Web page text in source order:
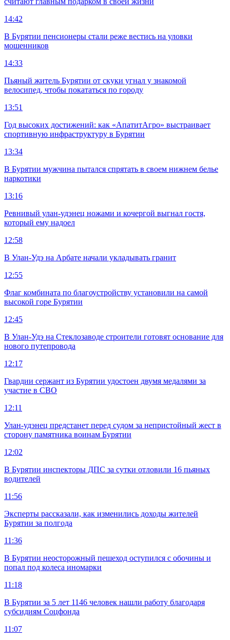
14:42
В Бурятии пенсионеры стали реже вестись на уловки
мошенников
14:33
Пьяный житель Бурятии от скуки угнал у знакомой
велосипед, чтобы покататься по городу
13:51
Год высоких достижений: как «АпатитАгро» выстраивает
спортивную инфраструктуру в Бурятии
13:34
В Бурятии мужчина пытался спрятать в своем нижнем белье
наркотики
13:16
Ревнивый улан-удэнец ножами и кочергой выгнал гостя,
который ему надоел
12:58
В Улан-Удэ на Арбате начали укладывать гранит
12:55
Флаг комбината по благоустройству установили на самой
высокой горе Бурятии
12:45
В Улан-Удэ на Стеклозаводе строители готовят основание для
нового путепровода
12:17
Гвардии сержант из Бурятии удостоен двумя медалями за
участие в СВО
12:11
Улан-удэнец предстанет перед судом за непристойный жест в
сторону памятника воинам Бурятии
12:02
В Бурятии инспекторы ДПС за сутки отловили 16 пьяных
водителей
11:56
Эксперты рассказали, как изменились доходы жителей
Бурятии за полгода
11:36
В Бурятии неосторожный пешеход оступился с обочины и
попал под колеса иномарки
11:18
В Бурятии за 5 лет 1146 человек нашли работу благодаря
субсидиям Соцфонда
11:07